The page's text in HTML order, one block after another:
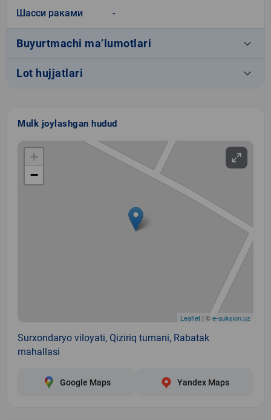
Шасси раками -
Buyurtmachi ma’lumotlari keyboard_arrow_down
Lot hujjatlari keyboard_arrow_down
Mulk joylashgan hudud
+
−
Leaflet | ©e-auksion.uz
Surxondaryo viloyati, Qiziriq tumani, Rabatak
mahallasi
Google Maps Yandex Maps